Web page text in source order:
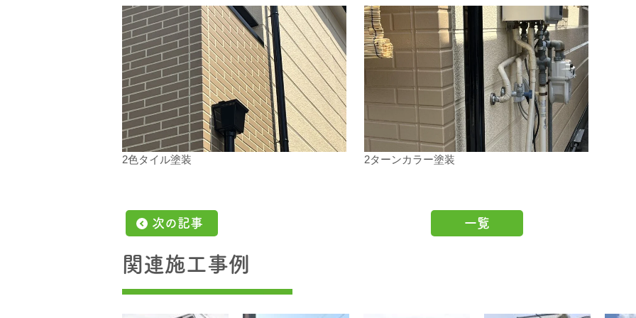
2色タイル塗装 2ターンカラー塗装
次の記事 一覧
関連施工事例